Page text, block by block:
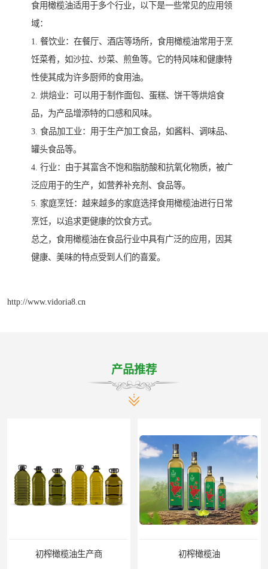
食用橄榄油适用于多个行业，以下是一些常见的应用领
域：
1. 餐饮业：在餐厅、酒店等场所，食用橄榄油常用于烹
饪菜肴，如沙拉、炒菜、煎鱼等。它的特风味和健康特
性使其成为许多厨师的食用油。
2. 烘焙业：可以用于制作面包、蛋糕、饼干等烘焙食
品，为产品增添特的口感和风味。
3. 食品加工业：用于生产加工食品，如酱料、调味品、
罐头食品等。
4. 行业：由于其富含不饱和脂肪酸和抗氧化物质，被广
泛应用于的生产，如营养补充剂、食品等。
5. 家庭烹饪：越来越多的家庭选择食用橄榄油进行日常
烹饪，以追求更健康的饮食方式。
总之，食用橄榄油在食品行业中具有广泛的应用，因其
健康、美味的特点受到人们的喜爱。
http://www.vidoria8.cn
产品推荐
初榨橄榄油生产商 初榨橄榄油